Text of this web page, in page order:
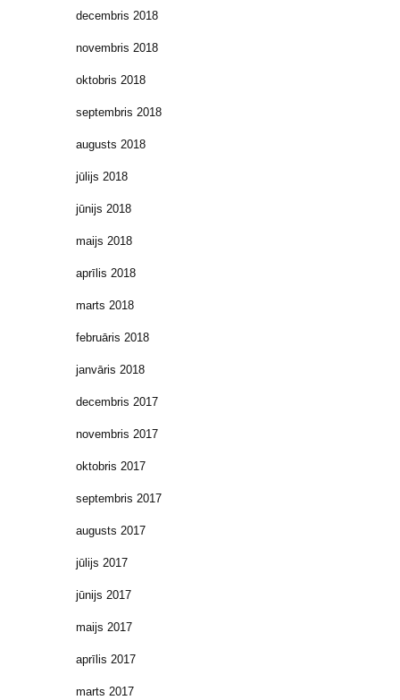
decembris 2018
novembris 2018
oktobris 2018
septembris 2018
augusts 2018
jūlijs 2018
jūnijs 2018
maijs 2018
aprīlis 2018
marts 2018
februāris 2018
janvāris 2018
decembris 2017
novembris 2017
oktobris 2017
septembris 2017
augusts 2017
jūlijs 2017
jūnijs 2017
maijs 2017
aprīlis 2017
marts 2017